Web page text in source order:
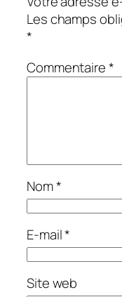
Les champs
*
Commentaire*
Nom*
E-mail*
Site web